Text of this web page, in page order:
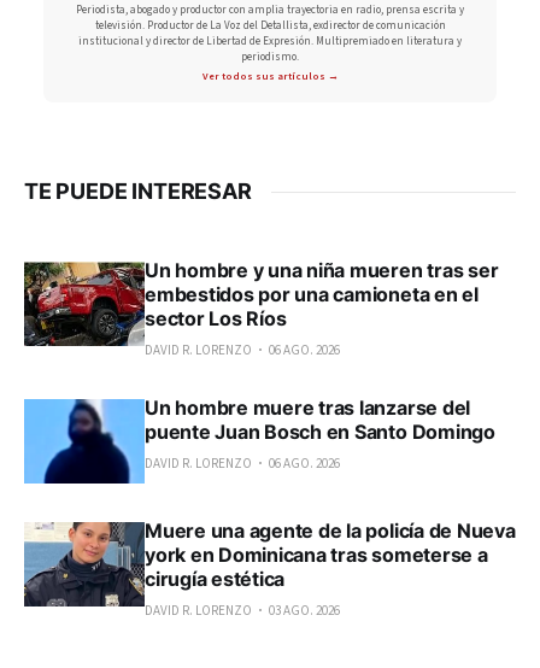
Periodista, abogado y productor con amplia trayectoria en radio, prensa escrita y
televisión. Productor de La Voz del Detallista, exdirector de comunicación
institucional y director de Libertad de Expresión. Multipremiado en literatura y
periodismo.
Ver todos sus artículos →
TE PUEDE INTERESAR
Un hombre y una niña mueren tras ser
embestidos por una camioneta en el
sector Los Ríos
DAVID R. LORENZO 06 AGO. 2026
Un hombre muere tras lanzarse del
puente Juan Bosch en Santo Domingo
DAVID R. LORENZO 06 AGO. 2026
Muere una agente de la policía de Nueva
york en Dominicana tras someterse a
cirugía estética
DAVID R. LORENZO 03 AGO. 2026